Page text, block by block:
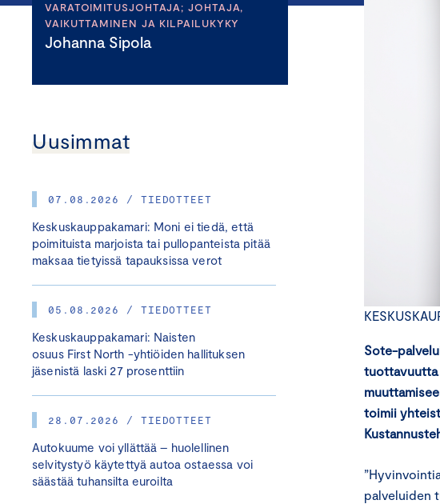
VARATOIMITUSJOHTAJA; JOHTAJA,
VAIKUTTAMINEN JA KILPAILUKYKY
Johanna Sipola
Uusimmat
07.08.2026 / TIEDOTTEET
Keskuskauppakamari: Moni ei tiedä, että
poimituista marjoista tai pullopanteista pitää
maksaa tietyissä tapauksissa verot
05.08.2026 / TIEDOTTEET
Keskuskauppakamari: Naisten
osuus First North -yhtiöiden hallituksen
jäsenistä laski 27 prosenttiin
28.07.2026 / TIEDOTTEET
Autokuume voi yllättää – huolellinen
selvitystyö käytettyä autoa ostaessa voi
säästää tuhansilta euroilta
Sote-
tuottavuutta
toimii
palveluiden